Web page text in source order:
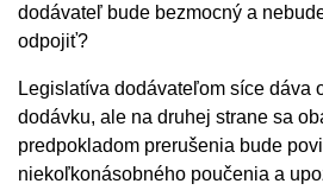
dodávateľ bude bezmocný a
odpojiť?
Legislatíva dodávateľom síce dáva
dodávku, ale na druhej strane sa
predpokladom prerušenia bude
niekoľkonásobného poučenia a